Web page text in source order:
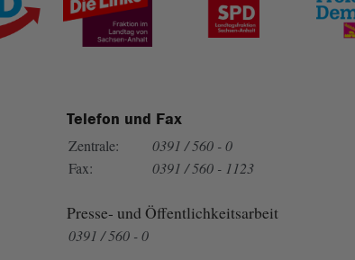
Telefon und Fax
Zentrale:
0391 / 560 - 0
Fax:
0391 / 560 - 1123
Presse- und Öffentlichkeitsarbeit
0391 / 560 - 0